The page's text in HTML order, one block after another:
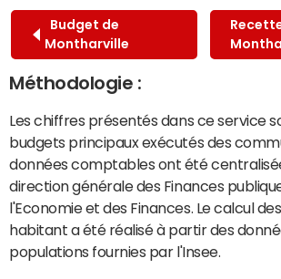
Budget de
Montharville
Méthodologie :
Les chiffres présentés dans ce service
budgets principaux exécutés des
données comptables ont été
direction générale des Finances
l'Economie et des Finances. Le calcul
habitant a été réalisé à partir des
populations fournies par l'Insee.